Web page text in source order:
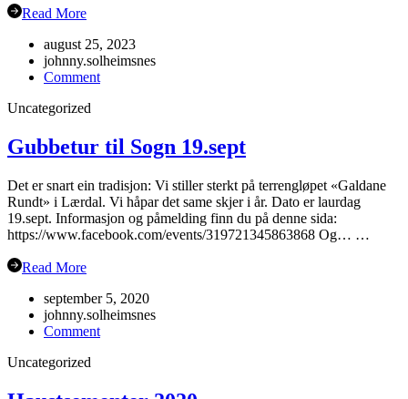
Read More
august 25, 2023
johnny.solheimsnes
Commenton
Uncategorized
Gubbetur til Sogn 19.sept
Det er snart ein tradisjon: Vi stiller sterkt på terrengløpet «Galdane
Rundt» i Lærdal. Vi håpar det same skjer i år. Dato er laurdag
19.sept. Informasjon og påmelding finn du på denne sida:
https://www.facebook.com/events/319721345863868 Og… …
Read More
september 5, 2020
johnny.solheimsnes
Commenton
Uncategorized